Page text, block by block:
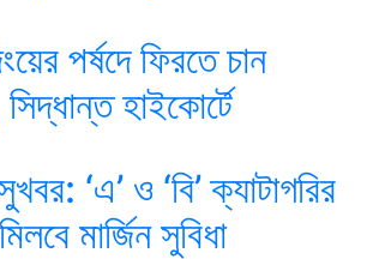
পর্ষদে ফিরতে চান
হাইকোর্টে
‘এ’ ও ‘বি’ ক্যাটাগরির
মার্জিন সুবিধা